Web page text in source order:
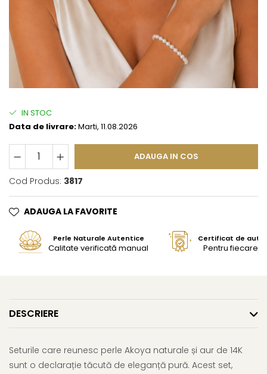
IN STOC
Data de livrare:Marti, 11.08.2026
ADAUGA IN COS
Cod Produs: 3817
ADAUGA LA FAVORITE
Perle Naturale Autentice
Calitate verificată manual
Certificat de
Pentru fiecare
DESCRIERE
Seturile care reunesc perle Akoya naturale și aur de 14K
sunt o declarație tăcută de eleganță pură. Acest set,